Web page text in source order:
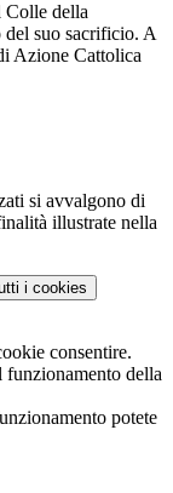
Colle della
suo sacrificio. A
Azione Cattolica
si avvalgono di
illustrate nella
i cookies
consentire.
funzionamento della
potete